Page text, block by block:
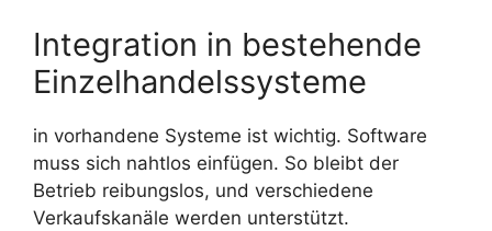
Integration in bestehende
Einzelhandelssysteme
in vorhandene Systeme ist wichtig. Software
muss sich nahtlos einfügen. So bleibt der
Betrieb reibungslos, und verschiedene
Verkaufskanäle werden unterstützt.